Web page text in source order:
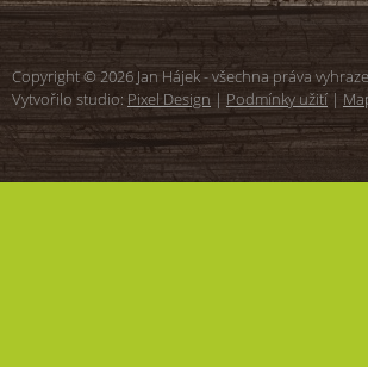
Copyright © 2026 Jan Hájek - všechna práva
Vytvořilo studio: Pixel Design | Podmínky užití |